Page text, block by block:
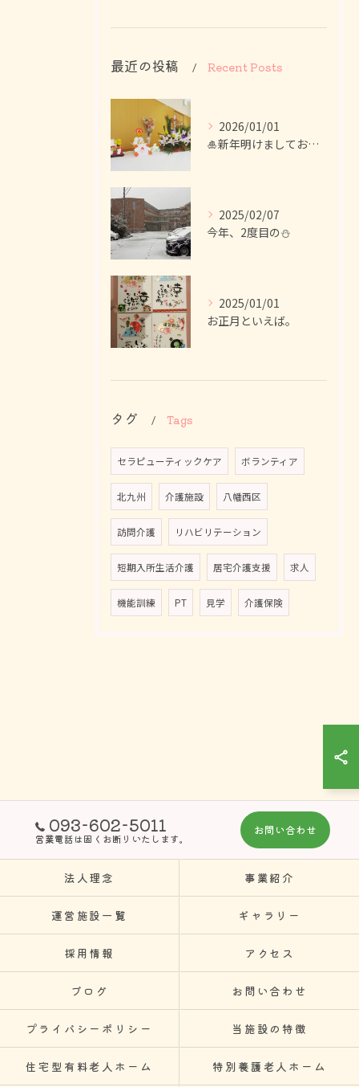
最近の投稿 Recent Posts
2026/01/01
🎍新年明けましておめでとうございます！
2025/02/07
今年、2度目の⛄
2025/01/01
お正月といえば。
タグ Tags
セラピューティックケア ボランティア
北九州 介護施設 八幡西区
訪問介護 リハビリテーション
短期入所生活介護 居宅介護支援 求人
機能訓練 PT 見学 介護保険
093-602-5011
営業電話は固くお断りいたします。
お問い合わせ
法人理念 事業紹介
運営施設一覧 ギャラリー
採用情報 アクセス
ブログ お問い合わせ
プライバシーポリシー 当施設の特徴
住宅型有料老人ホーム 特別養護老人ホーム